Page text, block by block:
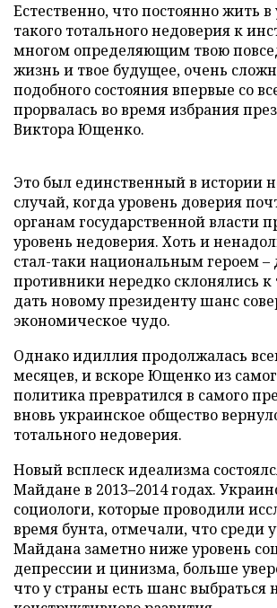
Естественно, что постоянно жить в
такого тотального недоверия к
многом определяющим твою
жизнь и твое будущее, очень
подобного состояния впервые со
прорвалась во время избрания
Виктора Ющенко.
Это был единственный в истории
случай, когда уровень доверия
органам государственной власти
уровень недоверия. Хоть и
стал-таки национальным героем –
противники нередко склонялись
дать новому президенту шанс
экономическое чудо.
Однако идиллия продолжалась
месяцев, и вскоре Ющенко из
политика превратился в самого
вновь украинское общество
тотального недоверия.
Новый всплеск идеализма
Майдане в 2013–2014 годах.
социологи, которые проводили
время бунта, отмечали, что среди
Майдана заметно ниже уровень
депрессии и цинизма, больше
что у страны есть шанс выбраться